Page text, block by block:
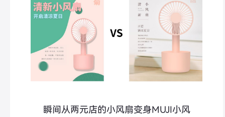
瞬间从两元店的小风扇变身MUJI小风